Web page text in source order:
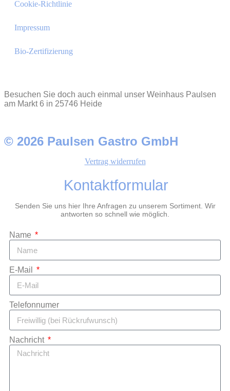
Cookie-Richtlinie
Impressum
Bio-Zertifizierung
Besuchen Sie doch auch einmal unser Weinhaus Paulsen
am Markt 6 in 25746 Heide
© 2026 Paulsen Gastro GmbH
Vertrag widerrufen
Kontaktformular
Senden Sie uns hier Ihre Anfragen zu unserem Sortiment. Wir
antworten so schnell wie möglich.
Name
E-Mail
Telefonnumer
Nachricht